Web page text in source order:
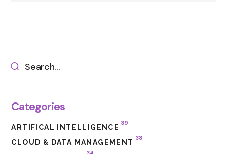
Categories
ARTIFICAL INTELLIGENCE
39
CLOUD & DATA MANAGEMENT
38